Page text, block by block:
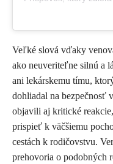
Veľké slová vďaky
ako neuveriteľne silnú a
ani lekárskemu tímu,
dohliadal na bezpečnosť
objavili aj kritické
prispieť k väčšiemu
cestách k rodičovstvu.
prehovoria o podobných